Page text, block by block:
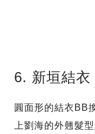
6. 新垣結衣
圓面形的結衣BB
上劉海的外翹髮